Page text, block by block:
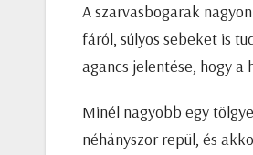
A szarvasbogarak
fáról, súlyos sebeket is
agancs jelentése, hogy
Minél nagyobb egy
néhányszor repül, és